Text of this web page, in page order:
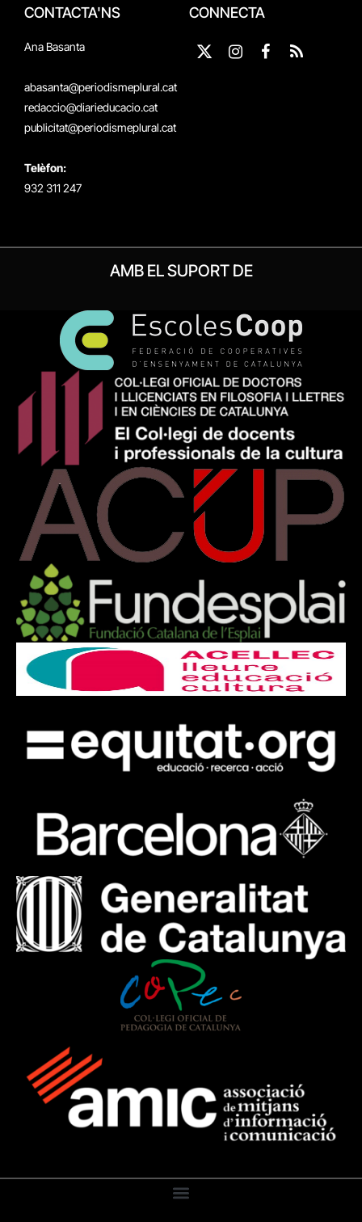
CONTACTA'NS
Ana Basanta
abasanta@periodismeplural.cat
redaccio@diarieducacio.cat
publicitat@periodismeplural.cat
Telèfon:
932 311 247
CONNECTA
X
Instagram
Facebook
RSS
AMB EL SUPORT DE